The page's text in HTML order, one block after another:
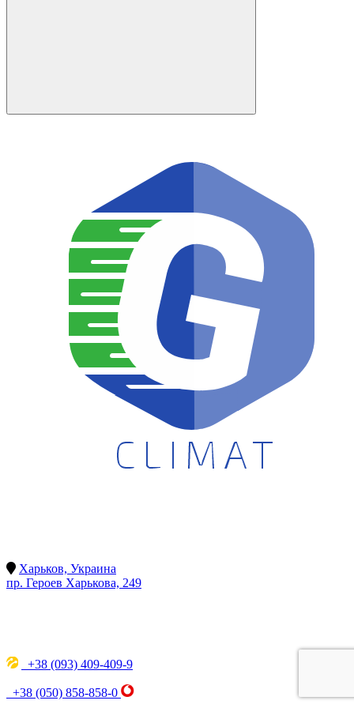
Харьков, Украина
пр. Героев Харькова, 249
+38 (093) 409-409-9
+38 (050) 858-858-0